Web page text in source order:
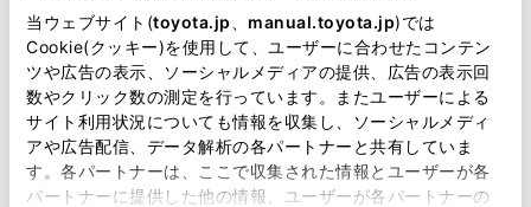
当ウェブサイト(toyota.jp manual.toyota.jp)では
Cookie(クッキー)を使用して、ユーザーに合わせたコンテン
ツや広告の表示、ソーシャルメディアの提供、広告の表示回
数やクリック数の測定を行っています。またユーザーによる
サイト利用状況についても情報を収集し、ソーシャルメディ
アや広告配信、データ解析の各パートナーと共有していま
す。各パートナーは、ここで収集された情報とユーザーが各
パートナーに提供した他の情報、ユーザーが各パートナーの
必須 ご希望の連絡方法
Eメール